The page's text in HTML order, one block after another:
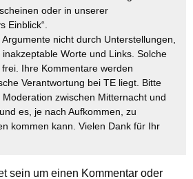
oder in unserer
Einblick“.
nicht durch Unterstellungen,
Worte und Links. Solche
Ihre Kommentare werden
Verantwortung bei TE liegt. Bitte
zwischen Mitternacht und
es, je nach Aufkommen, zu
kommen kann. Vielen Dank für Ihr
sein um einen Kommentar oder